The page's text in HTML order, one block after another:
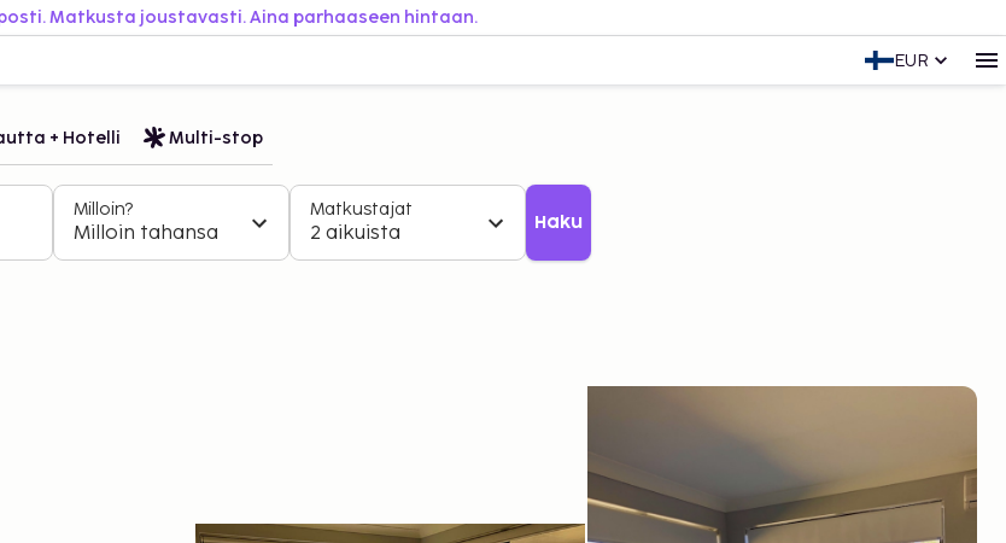
Matkusta joustavasti. Aina parhaaseen hintaan.
EUR
+ Hotelli Multi-stop
Milloin?
Milloin tahansa
Matkustajat
2 aikuista Haku